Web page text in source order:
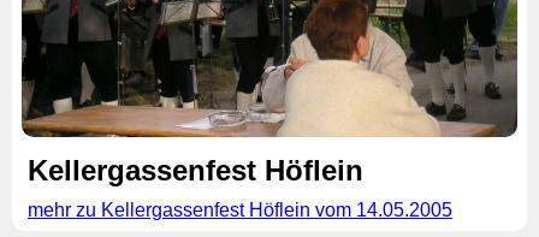
Kellergassenfest Höflein
mehr zu Kellergassenfest Höflein vom 14.05.2005